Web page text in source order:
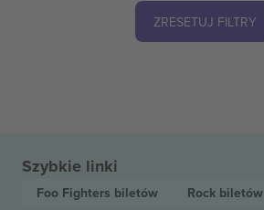
ZRESETUJ FILTRY
Szybkie linki
Foo Fighters biletów Rock biletów